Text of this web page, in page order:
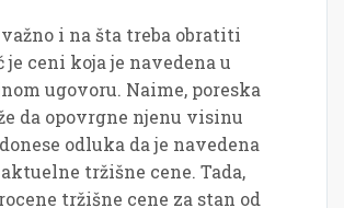
važno i na šta treba obratiti
je ceni koja je navedena u
ugovoru. Naime, poreska
da opovrgne njenu visinu
odluka da je navedena
tržišne cene. Tada,
tržišne cene za stan od